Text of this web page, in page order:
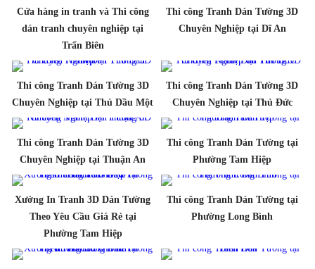
Cửa hàng in tranh và Thi công
dán tranh chuyên nghiệp tại
Trấn Biên
Thi công Tranh Dán Tường 3D
Chuyên Nghiệp tại Dĩ An
Thi công Tranh Dán Tường 3D
Chuyên Nghiệp tại Thủ Dầu Một
Thi công Tranh Dán Tường 3D
Chuyên Nghiệp tại Thủ Đức
Thi công Tranh Dán Tường 3D
Chuyên Nghiệp tại Thuận An
Thi công Tranh Dán Tường tại
Phường Tam Hiệp
Xưởng In Tranh 3D Dán Tường
Theo Yêu Cầu Giá Rẻ tại
Phường Tam Hiệp
Thi công Tranh Dán Tường tại
Phường Long Bình